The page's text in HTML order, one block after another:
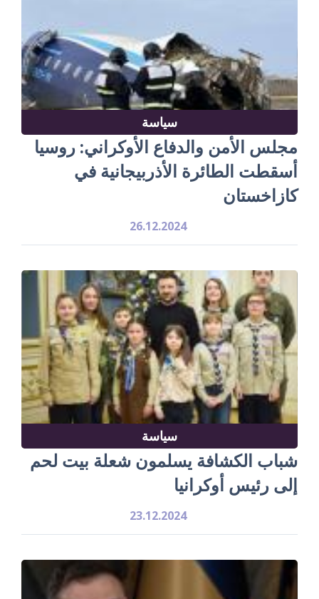
سياسة
مجلس الأمن والدفاع الأوكراني: روسيا
أسقطت الطائرة الأذربيجانية في
كازاخستان
26.12.2024
سياسة
شباب الكشافة يسلمون شعلة بيت لحم
إلى رئيس أوكرانيا
23.12.2024